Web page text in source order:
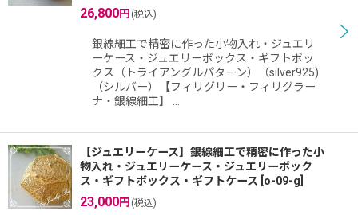
26,800円 (税込)
銀線細工で精密に作った小物入れ・ジュエリ
ーケース・ジュエリーボックス・ギフトボッ
クス（トライアングルパターン）（silver925)
（シルバー）【フィリグリー・フィリグラー
ナ・銀線細工】 …
【ジュエリーケース】銀線細工で精密に作った小
物入れ・ジュエリーケース・ジュエリーボック
ス・ギフトボックス・ギフトケース o-09-g
23,000円 (税込)